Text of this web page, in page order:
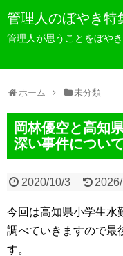
管理人のぼやき特
管理人が思うことをぼやき
ホーム 未分類
岡林優空と高知
深い事件について
2020/10/3
今回は高知県小学生水
調べていきますので最
す。